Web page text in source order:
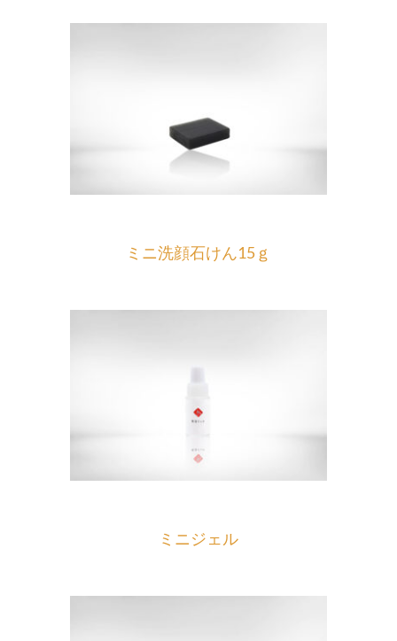
ミニ洗顔石けん15ｇ
ミニジェル